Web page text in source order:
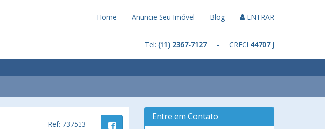
Home Anuncie Seu Imóvel Blog ENTRAR
Tel: (11) 2367-7127- CRECI 44707 J
Ref: 737533
Entre em Contato